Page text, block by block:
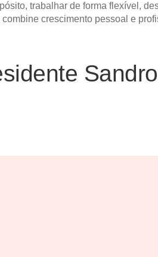
trabalhar de forma flexível,
crescimento pessoal e